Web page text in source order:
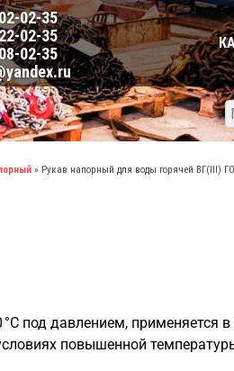
02-35
02-35
02-35
» Рукав напорный для воды горячей ВГ(III)
под давлением, применяется
повышенной